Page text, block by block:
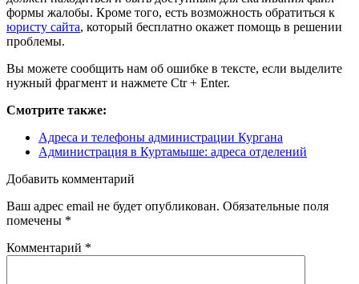
формы жалобы. Кроме того, есть возможность обратиться к
юристу сайта, который бесплатно окажет помощь в решении
проблемы.
Вы можете сообщить нам об ошибке в тексте, если выделите
нужный фрагмент и нажмете Ctr + Enter.
Смотрите также:
Адреса и телефоны администрации Кургана
Администрация в Куртамыше: адреса отделений
Добавить комментарий
Ваш адрес email не будет опубликован. Обязательные поля
помечены *
Комментарий *